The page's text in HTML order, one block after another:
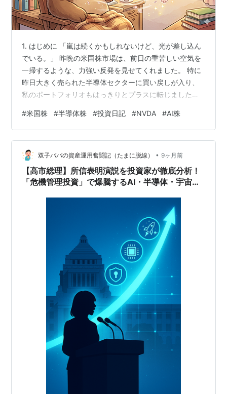
1. はじめに 「嵐は続くかもしれないけど、光が差し込ん
でいる。」 昨晩の米国株市場は、前日の重苦しい空気を
一掃するような、力強い反発を見せてくれました。 特に
昨日大きく売られた半導体セクターに買い戻しが入り、
私のポートフォリオもはっきりとプラスに転じました。
ように値を上げました。結果として、資産額は大きく回
復しています。 昨日の「忍耐」が報われたような、そん
な朝の景色を記録に残したいと思います。 2. 昨日の米国
市場 2026年3月5日朝時点の米国市場は、主要指数が全
面高。昨日急落した半導体指数（SOX）も+1.93%と反発
し、市場全体のリス…
#米国株 #半導体株 #投資日記 #NVDA #AI株
双子パパの資産運用奮闘記（たまに脱線） • 9ヶ月前
【高市総理】所信表明演説を投資家が徹底分析！
「危機管理投資」で爆騰するAI・半導体・宇宙・